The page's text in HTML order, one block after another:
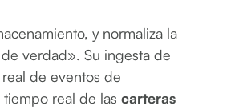
y normaliza la
verdad». Su ingesta de
de eventos de
real de las carteras